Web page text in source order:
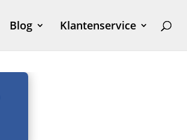
Blog Klantenservice